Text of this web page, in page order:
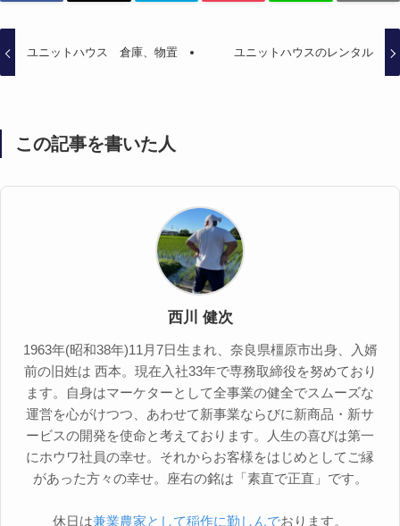
ユニットハウス 倉庫、物置 ユニットハウスのレンタル
この記事を書いた人
西川 健次
1963年(昭和38年)11月7日生まれ、奈良県橿原市出身、入婿
前の旧姓は 西本。現在入社33年で専務取締役を努めており
ます。自身はマーケターとして全事業の健全でスムーズな
運営を心がけつつ、あわせて新事業ならびに新商品・新サ
ービスの開発を使命と考えております。人生の喜びは第一
にホウワ社員の幸せ。それからお客様をはじめとしてご縁
があった方々の幸せ。座右の銘は「素直で正直」です。
休日は兼業農家として稲作に勤しんでおります。